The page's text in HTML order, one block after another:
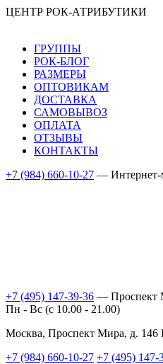
ЦЕНТР РОК-АТРИБУТИКИ
ГРУППЫ
РОК-БЛОГ
РАЗМЕРЫ
ОПТОВИКАМ
ДОСТАВКА
САМОВЫВОЗ
ОПЛАТА
ОТЗЫВЫ
КОНТАКТЫ
+7 (984) 660-10-27 — Интернет-
+7 (495) 147-39-36 — Проспект
Пн - Вс (c 10.00 - 21.00)
Москва, Проспект Мира, д. 146
+7 (984) 660-10-27 +7 (495) 147-